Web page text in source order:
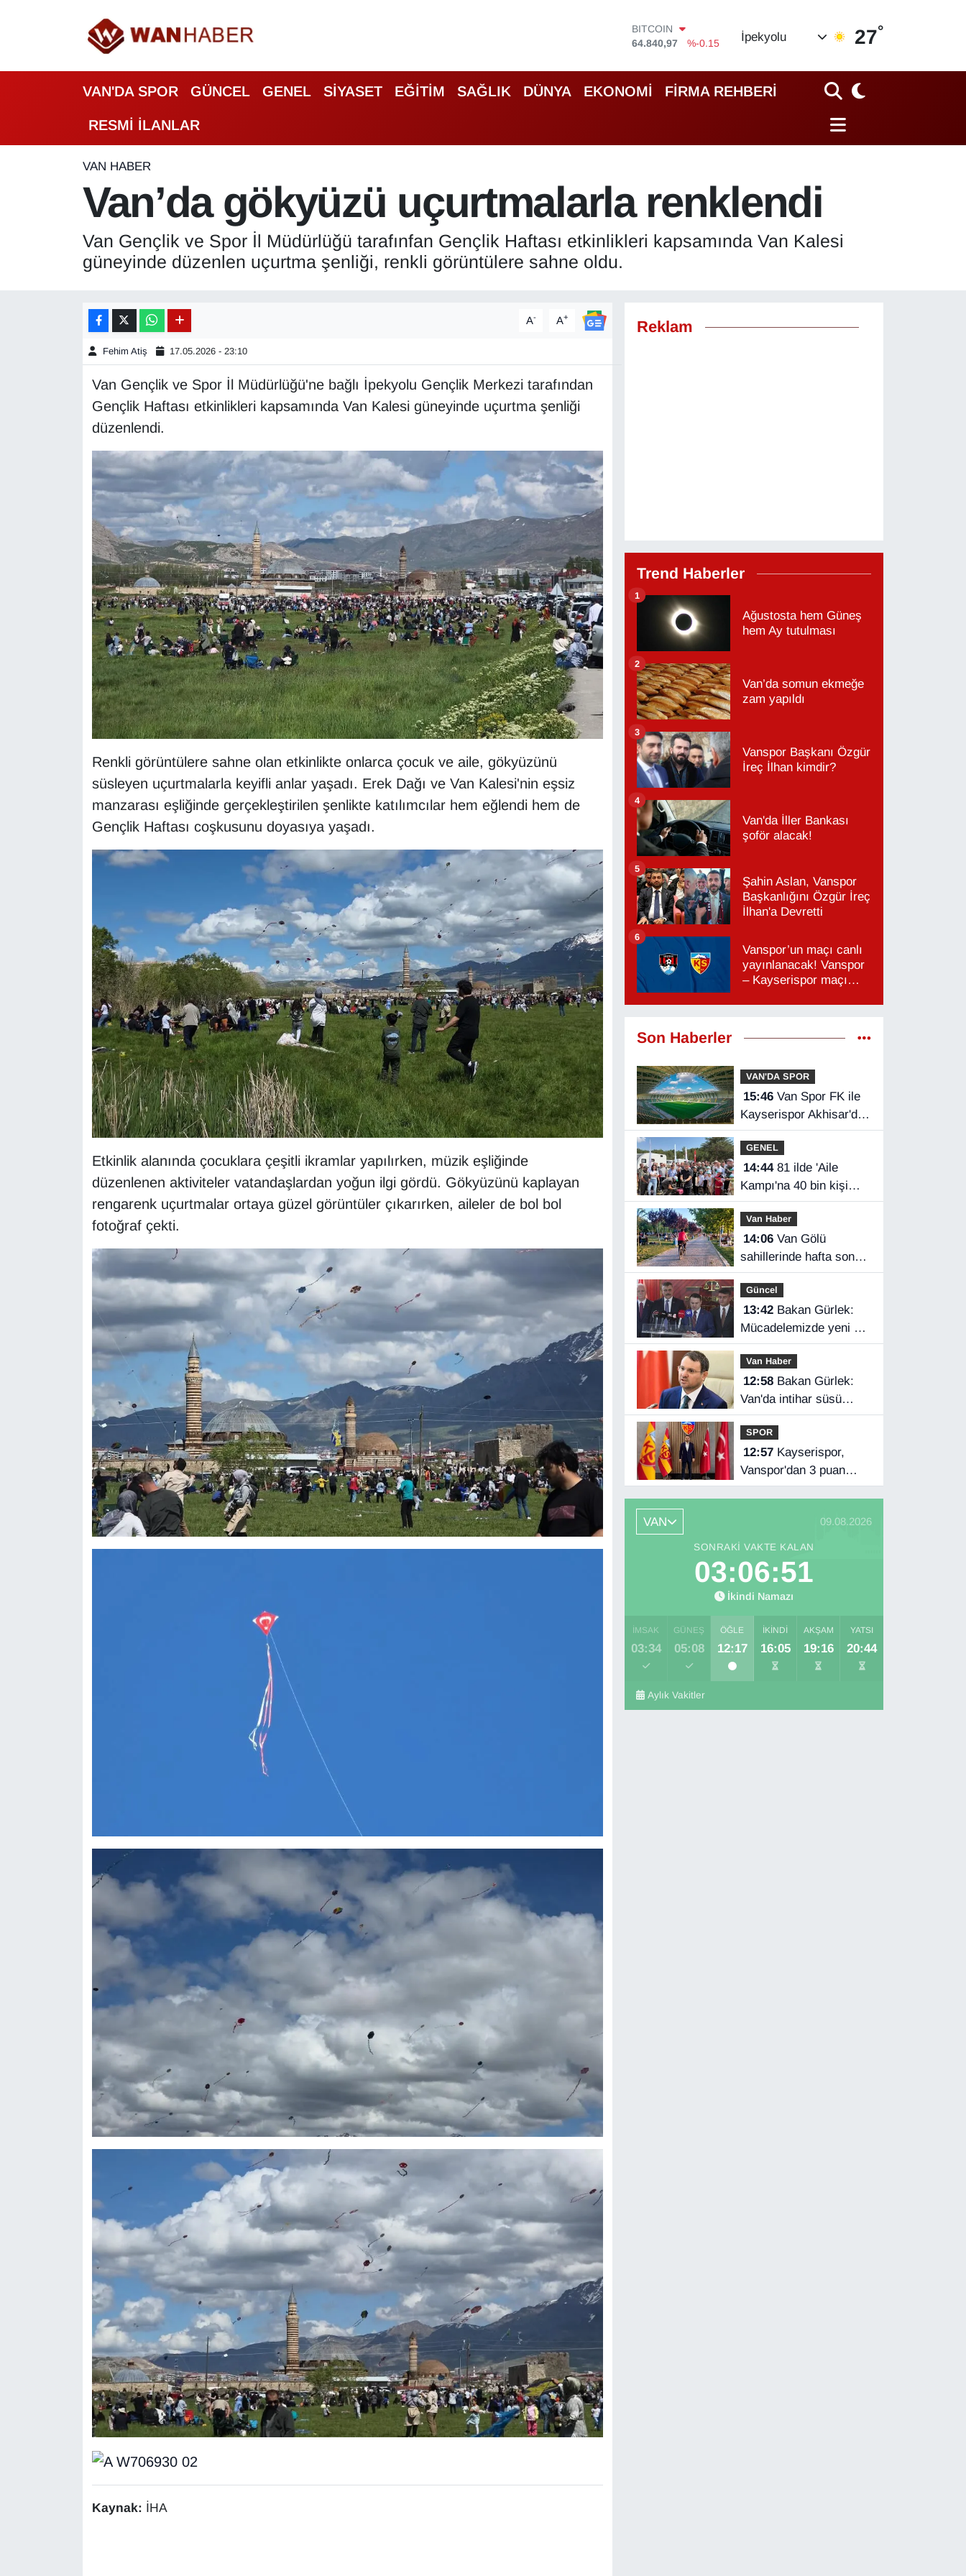
DOLAR
47,7436
%0.18
55,2510
%0.32
STERLİN
64,4811
%0.38
BİST100
%-0.15
İpekyolu 27°
VAN'DA SPOR GÜNCEL GENEL SİYASET EĞİTİM SAĞLIK DÜNYA EKONOMİ FİRMA REHBERİ
RESMİ İLANLAR
VAN HABER
Van’da gökyüzü uçurtmalarla renklendi
Van Gençlik ve Spor İl Müdürlüğü tarafınfan Gençlik Haftası etkinlikleri kapsamında Van Kalesi
güneyinde düzenlen uçurtma şenliği, renkli görüntülere sahne oldu.
A- A+
Fehim Atiş 17.05.2026 - 23:10
Van Gençlik ve Spor İl Müdürlüğü'ne bağlı İpekyolu Gençlik Merkezi tarafından
Gençlik Haftası etkinlikleri kapsamında Van Kalesi güneyinde uçurtma şenliği
düzenlendi.
Renkli görüntülere sahne olan etkinlikte onlarca çocuk ve aile, gökyüzünü
süsleyen uçurtmalarla keyifli anlar yaşadı. Erek Dağı ve Van Kalesi'nin eşsiz
manzarası eşliğinde gerçekleştirilen şenlikte katılımcılar hem eğlendi hem de
Gençlik Haftası coşkusunu doyasıya yaşadı.
Etkinlik alanında çocuklara çeşitli ikramlar yapılırken, müzik eşliğinde
düzenlenen aktiviteler vatandaşlardan yoğun ilgi gördü. Gökyüzünü kaplayan
rengarenk uçurtmalar ortaya güzel görüntüler çıkarırken, aileler de bol bol
fotoğraf çekti.
Kaynak: İHA
Reklam
Trend Haberler
Ağustosta hem Güneş
hem Ay tutulması
1
Van’da somun ekmeğe
zam yapıldı
2
Vanspor Başkanı Özgür
İreç İlhan kimdir?
3
Van'da İller Bankası
şoför alacak!
4
Şahin Aslan, Vanspor
Başkanlığını Özgür İreç
İlhan'a Devretti
5
Vanspor’un maçı canlı
yayınlanacak! Vanspor
– Kayserispor maçı
6
Son Haberler
VAN'DA SPOR
15:46Van Spor FK ile
Kayserispor Akhisar'da
rakip
GENEL
14:4481 ilde 'Aile
Kampı'na 40 bin kişi
katıldı
Van Haber
14:06Van Gölü
sahillerinde hafta sonu
yoğunluğu
Güncel
13:42Bakan Gürlek:
Mücadelemizde yeni bir
boyuta geçeceğiz
Van Haber
12:58Bakan Gürlek:
Van'da intihar süsü
verilen olay aydınlatıldı
SPOR
12:57Kayserispor,
Vanspor'dan 3 puan
istiyor
VAN 09.08.2026
SONRAKI VAKTE KALAN
03:06:49
İkindi Namazı
İMSAK
03:34
GÜNEŞ
05:08
ÖĞLE
12:17
İKINDI
16:05
AKŞAM
19:16
YATSI
20:44
Aylık Vakitler
ASAYİŞ
BİLİM VE TEKNOLOJİ
Biyografi
Bölge Haberleri
ÇEVRE
Deprem
Dernekler, Odalar
EKONOMİ
En çok konuşulanlar
Kamu Alımları
Kültür & Sanat
MAGAZİN
ONE EKONOMİ
POLİTİKA
Resmi İlanlar
RÖPORTAJ
Sinema - TV
TEKNOLOJİ
VAN'DA SPOR
Van Nöbetçi Eczaneler
Van Hava Durumu
Van Namaz Vakitleri
Van Trafik Yoğunluk Haritası
Süper Lig Puan Durumu ve Fikstür
Tüm Manşetler
Son Dakika Haberleri
Haber Arşivi